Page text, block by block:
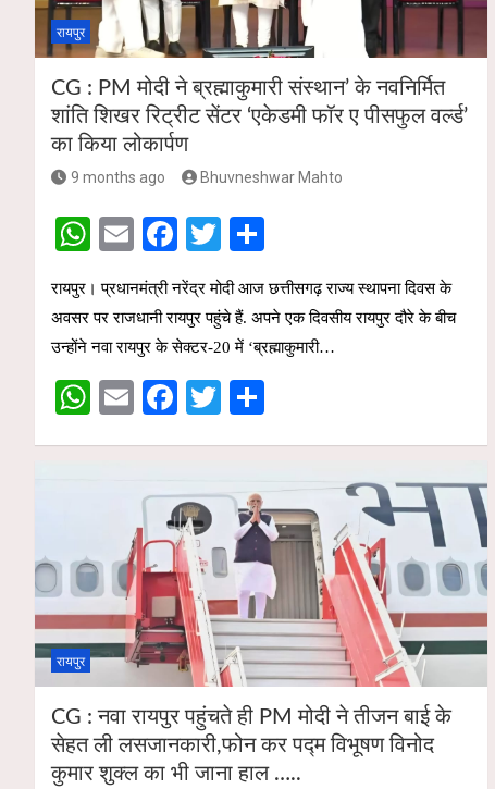
रायपुर
CG : PM मोदी ने ब्रह्माकुमारी संस्थान’ के नवनिर्मित
शांति शिखर रिट्रीट सेंटर ‘एकेडमी फॉर ए पीसफुल वर्ल्ड’
का किया लोकार्पण
9 months ago Bhuvneshwar Mahto
W
at
s
A
p
p
E
m
ail
F
a
ce
b
o
o
k
T
wi
tt
er
ar
e
रायपुर। प्रधानमंत्री नरेंद्र मोदी आज छत्तीसगढ़ राज्य स्थापना दिवस के
अवसर पर राजधानी रायपुर पहुंचे हैं. अपने एक दिवसीय रायपुर दौरे के बीच
उन्होंने नवा रायपुर के सेक्टर-20 में ‘ब्रह्माकुमारी…
W
p
p
E
F
b
o
o
k
T
er e
रायपुर
CG : नवा रायपुर पहुंचते ही PM मोदी ने तीजन बाई के
सेहत ली लसजानकारी,फोन कर पद्म विभूषण विनोद
कुमार शुक्ल का भी जाना हाल …..